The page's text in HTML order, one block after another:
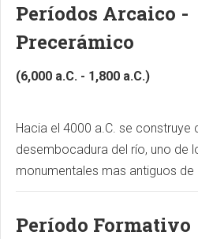
Períodos Arcaico -
Precerámico
(6,000 a.C. - 1,800 a.C.)
Hacia el 4000 a.C. se construye
desembocadura del río, uno de
monumentales mas antiguos de
Período Formativo